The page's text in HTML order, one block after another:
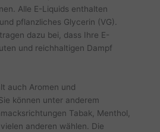
Alle E-Liquids enthalten
pflanzliches Glycerin (VG).
dazu bei, dass Ihre E-
und reichhaltigen Dampf
auch Aromen und
können unter anderem
Tabak, Menthol,
anderen wählen. Die